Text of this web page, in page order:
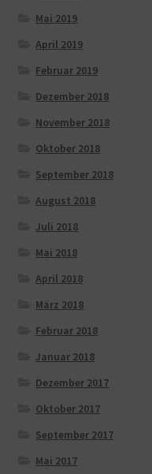
Mai 2019
April 2019
Februar 2019
Dezember 2018
November 2018
Oktober 2018
September 2018
August 2018
Juli 2018
Mai 2018
April 2018
März 2018
Februar 2018
Januar 2018
Dezember 2017
Oktober 2017
September 2017
Mai 2017